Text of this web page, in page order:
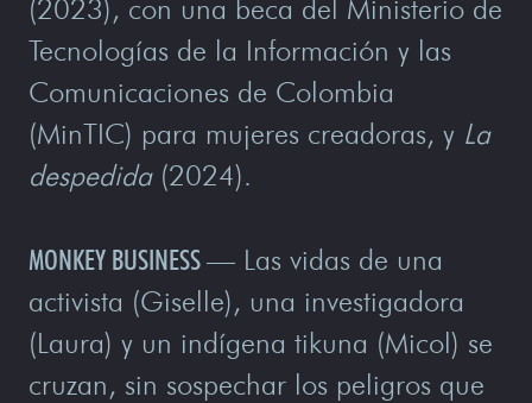
(2023), con una beca del Ministerio de
Tecnologías de la Información y las
Comunicaciones de Colombia
(MinTIC) para mujeres creadoras, y La
despedida(2024).
MONKEY BUSINESS— Las vidas de una
activista (Giselle), una investigadora
(Laura) y un indígena tikuna (Micol) se
cruzan, sin sospechar los peligros que